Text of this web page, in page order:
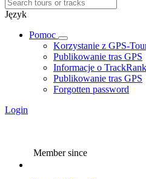
Język
Pomoc
Korzystanie z GPS-
Publikowanie tras GPS
Informacje o TrackRank
Publikowanie tras GPS
Forgotten password
Login
Member since